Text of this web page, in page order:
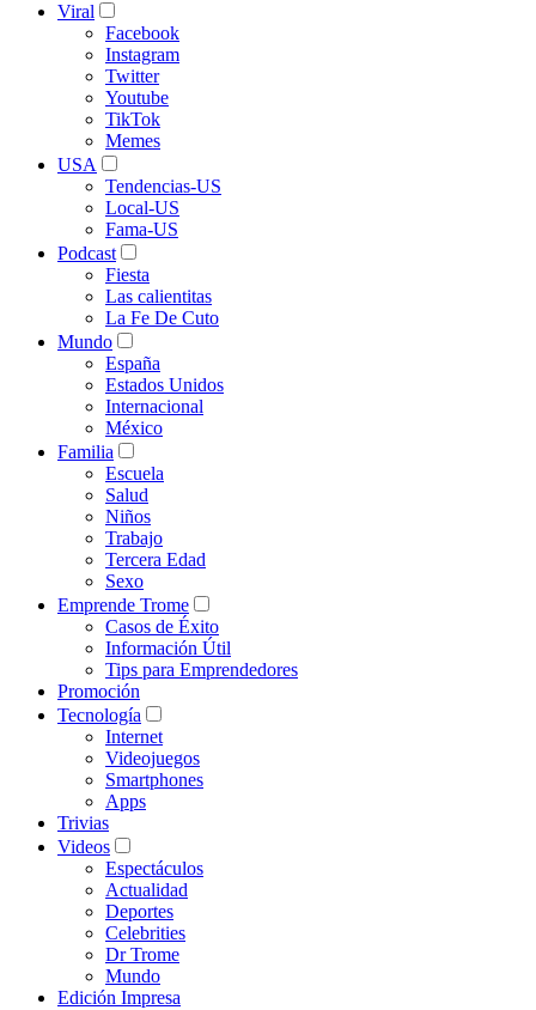
Viral
Facebook
Instagram
Twitter
Youtube
TikTok
Memes
USA
Tendencias-US
Local-US
Fama-US
Podcast
Fiesta
Las calientitas
La Fe De Cuto
Mundo
España
Estados Unidos
Internacional
México
Familia
Escuela
Salud
Niños
Trabajo
Tercera Edad
Sexo
Emprende Trome
Casos de Éxito
Información Útil
Tips para Emprendedores
Promoción
Tecnología
Internet
Videojuegos
Smartphones
Apps
Trivias
Videos
Espectáculos
Actualidad
Deportes
Celebrities
Dr Trome
Mundo
Edición Impresa